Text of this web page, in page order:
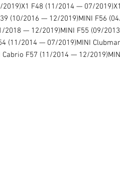
F48 (11/2014 — 07/
(10/2016 — 12/2019)MINI F56
2018 — 12/2019)MINI F55 (09/
(11/2014 — 07/2019)MINI
F57 (11/2014 — 12/